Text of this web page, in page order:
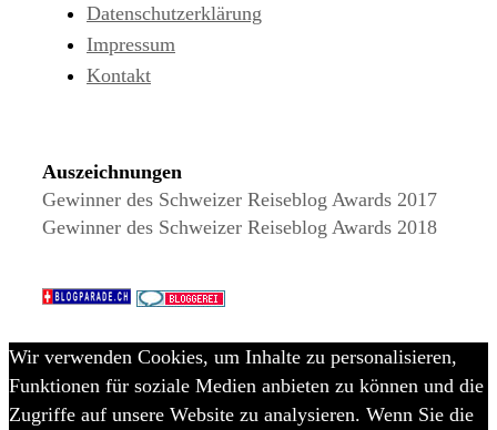
Datenschutzerklärung
Impressum
Kontakt
Auszeichnungen
Gewinner des Schweizer Reiseblog Awards 2017
Gewinner des Schweizer Reiseblog Awards 2018
Wir verwenden Cookies, um Inhalte zu personalisieren,
Funktionen für soziale Medien anbieten zu können und die
Zugriffe auf unsere Website zu analysieren. Wenn Sie die